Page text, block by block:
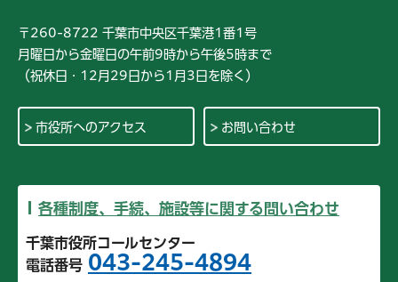
〒260-8722 千葉市中央区千葉港1番1号
月曜日から金曜日の午前9時から午後5時まで
（祝休日・12月29日から1月3日を除く）
市役所へのアクセス お問い合わせ
各種制度、手続、施設等に関する問い合わせ
千葉市役所コールセンター
電話番号 043-245-4894